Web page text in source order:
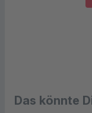
Das könnte